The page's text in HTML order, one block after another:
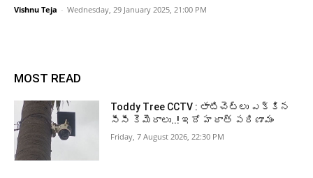
Vishnu Teja - Wednesday, 29 January 2025, 21:00 PM
MOST READ
Toddy Tree CCTV : తాటిచెట్లు ఎక్కిన
సీసీ కెమెరాలు..! ఇదో హఠాత్ పరిణామం
Friday, 7 August 2026, 22:30 PM